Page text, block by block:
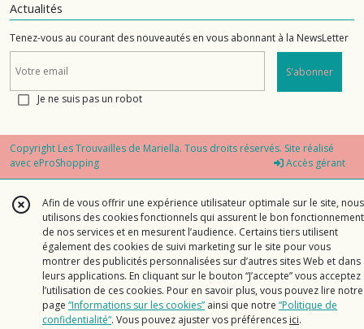
Actualités
Tenez-vous au courant des nouveautés en vous abonnant à la NewsLetter
S'abonner
Je ne suis pas un robot
Copyright Les Trouvailles de Mariella. Tous droits réservés. Site réalisé
avec eProShopping Accès gérant
Afin de vous offrir une expérience utilisateur optimale sur le site, nous
utilisons des cookies fonctionnels qui assurent le bon fonctionnement
de nos services et en mesurent l’audience. Certains tiers utilisent
également des cookies de suivi marketing sur le site pour vous
montrer des publicités personnalisées sur d’autres sites Web et dans
leurs applications. En cliquant sur le bouton “J’accepte” vous acceptez
l’utilisation de ces cookies. Pour en savoir plus, vous pouvez lire notre
page “Informations sur les cookies” ainsi que notre “Politique de
confidentialité“. Vous pouvez ajuster vos préférences ici.